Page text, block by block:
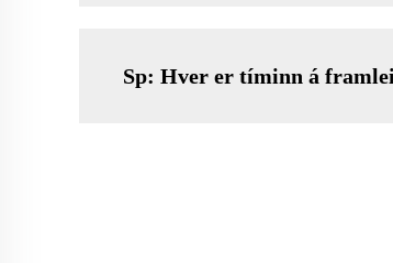
Sp: Hver er tíminn á